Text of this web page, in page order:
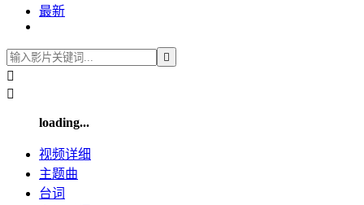
最新



loading...
视频详细
主题曲
台词